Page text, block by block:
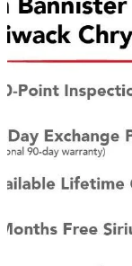
2024 Chrysler
SXT FWD19 499 km